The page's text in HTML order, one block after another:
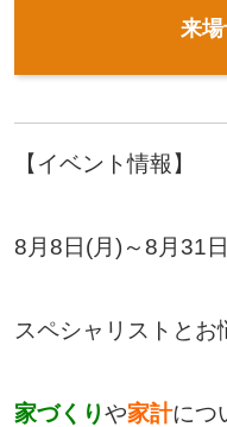
来
【イベント情報】
8月8日(月)～8月31
スペシャリストとお
家づくりや家計につ